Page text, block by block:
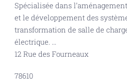
Spécialisée dans
et le développement des
transformation de salle de
électrique. ...
12 Rue des Fourneaux
78610